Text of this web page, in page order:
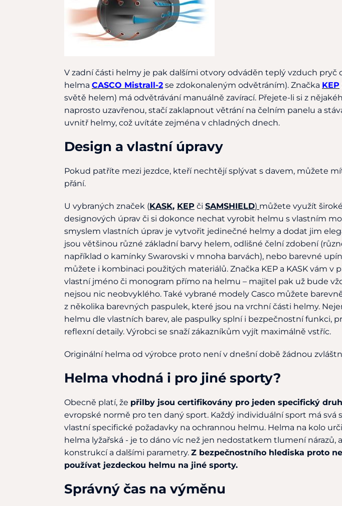
V zadní části helmy je pak dalšími otvory odváděn teplý vzduch pryč
helma CASCO Mistrall-2 se zdokonaleným odvětráním). Značka KEP
světě helem) má odvětrávání manuálně zavírací. Přejete-li si z
naprosto uzavřenou, stačí zaklapnout větrání na čelním panelu a
uvnitř helmy, což uvítáte zejména v chladných dnech.
Design a vlastní úpravy
Pokud patříte mezi jezdce, kteří nechtějí splývat s davem, můžete
přání.
U vybraných značek (KASK, KEP či SAMSHIELD) můžete využít
designových úprav či si dokonce nechat vyrobit helmu s vlastním
smyslem vlastních úprav je vytvořit jedinečné helmy a dodat jim
jsou většinou různé základní barvy helem, odlišné čelní zdobení
například o kamínky Swarovski v mnoha barvách), nebo barevné
můžete i kombinaci použitých materiálů. Značka KEP a KASK vám v
vlastní jméno či monogram přímo na helmu – majitel pak už bude
nejsou nic neobvyklého. Také vybrané modely Casco můžete
z několika barevných paspulek, které jsou na vrchní části helmy.
helmu dle vlastních barev, ale paspulky splní i bezpečnostní funkci,
reflexní detaily. Výrobci se snaží zákazníkům vyjít maximálně vstříc.
Originální helma od výrobce proto není v dnešní době žádnou
Helma vhodná i pro jiné sporty?
Obecně platí, že přilby jsou certifikovány pro jeden specifický
evropské normě pro ten daný sport. Každý individuální sport má svá
vlastní specifické požadavky na ochrannou helmu. Helma na kolo
helma lyžařská - je to dáno víc než jen nedostatkem tlumení nárazů,
konstrukcí a dalšími parametry. Z bezpečnostního hlediska proto
používat jezdeckou helmu na jiné sporty.
Správný čas na výměnu